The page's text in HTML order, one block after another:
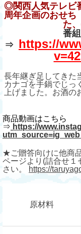
◎関西人気テレビ
周年企画のおせち
た
番
⇒ https://
長年継ぎ足してきた
カナゴを手鍋でじっ
上げました。お酒
商品動画はこちら
⇒ https://
★ご贈答向けに他商
ページより(詰合せ１
さい。
https://
原材料